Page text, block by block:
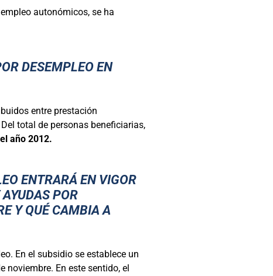
autonómicos, se ha
DESEMPLEO EN
entre prestación
total de personas beneficiarias,
año 2012.
ENTRARÁ EN VIGOR
POR
Y QUÉ CAMBIA A
En el subsidio se establece un
En este sentido, el